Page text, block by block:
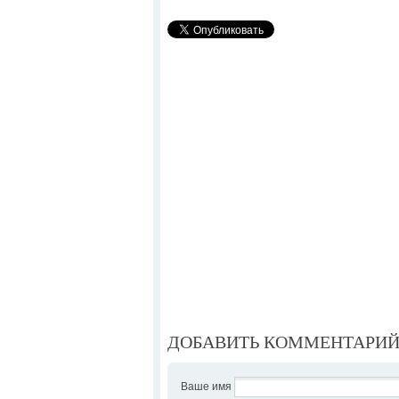
ДОБАВИТЬ КОММЕНТАРИЙ
Ваше имя